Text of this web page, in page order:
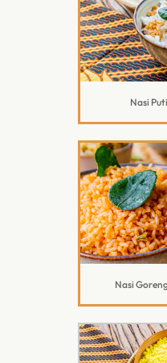
Nasi
Nasi